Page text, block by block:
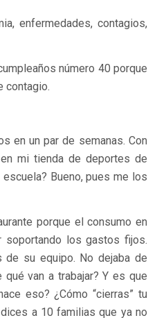
enfermedades, contagios,
número 40 porque
contagio.
en un par de semanas. Con
mi tienda de deportes de
Bueno, pues me los
porque el consumo en
soportando los gastos fijos.
de su equipo. No dejaba de
van a trabajar? Y es que
eso? ¿Cómo “cierras” tu
a 10 familias que ya no